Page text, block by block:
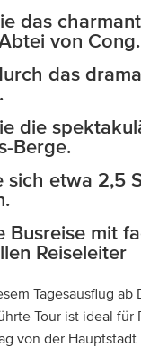
das
von Cong.
das
die
Berge.
sich etwa 2,5
Busreise mit
Reiseleiter
Tagesausflug
Tour ist ideal
von der